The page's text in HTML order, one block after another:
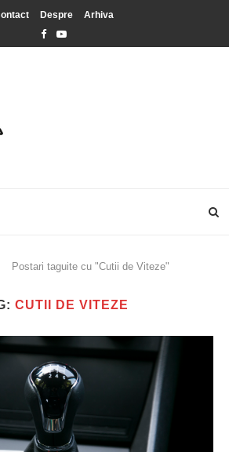
Despre Arhiva
Postari taguite cu "Cutii de Viteze"
CUTII DE VITEZE